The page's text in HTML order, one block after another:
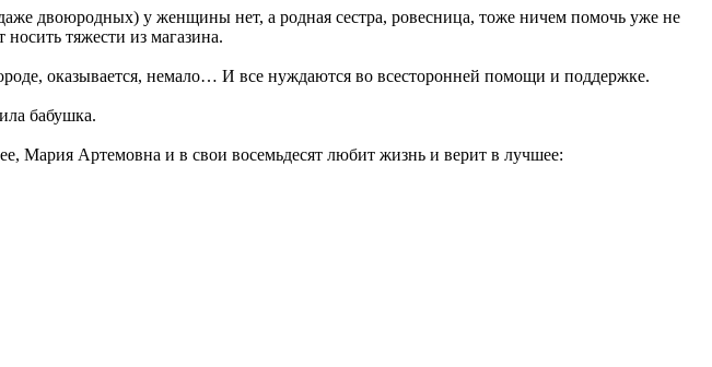
двоюродных) у женщины нет, а родная сестра, ровесница, тоже ничем помочь уже не
тяжести из магазина.
оказывается, немало… И все нуждаются во всесторонней помощи и поддержке.
бабушка.
Мария Артемовна и в свои восемьдесят любит жизнь и верит в лучшее: